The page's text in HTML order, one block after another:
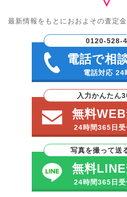
最新情報をもとにおおよその査定
0120-528-
電話で相
電話対応 24
入力かんたん
無料
24時間365日受
写真を撮って送
無料
24時間365日受